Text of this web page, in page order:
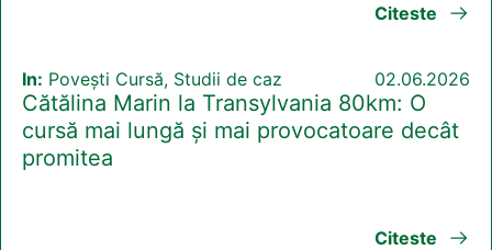
Citeste
In: Povești Cursă, Studii de caz 02.06.2026
Cătălina Marin la Transylvania 80km: O
cursă mai lungă și mai provocatoare decât
promitea
Citeste